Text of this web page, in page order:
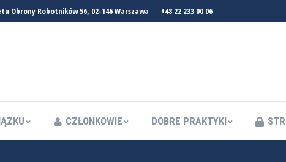
Obrony Robotników 56, 02-146 Warszawa +48 22 233 00 06
CZŁONKOWIE DOBRE PRAKTYKI
CZŁONKOWIE DOBRE PRAKTYKI